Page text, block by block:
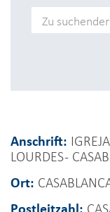
Anschrift:
LOURDES -
Ort:
Postleitzahl: